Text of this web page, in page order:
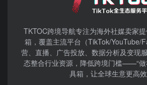
TKTOC跨境导航​专注为海外社媒卖家
箱，覆盖主流平台（TikTok/YouTube/
营、直播、广告投放、数据分析及变现
态整合行业资源，降低跨境门槛——“
具箱，让全球生意更高